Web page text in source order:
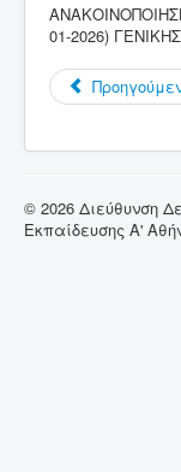
Επικοινωνία
01-2026)
© 2026 Διεύθυνση
Εκπαίδευσης Α'